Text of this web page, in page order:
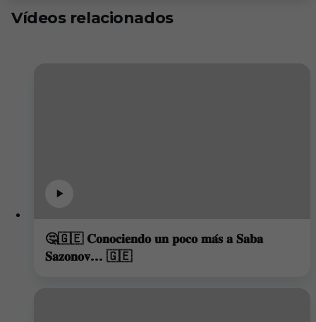
Vídeos relacionados
🤔🇬🇪 𝐂𝐨𝐧𝐨𝐜𝐢𝐞𝐧𝐝𝐨 𝐮𝐧 𝐩𝐨𝐜𝐨 𝐦𝐚́𝐬 𝐚 𝐒𝐚𝐛𝐚
𝐒𝐚𝐳𝐨𝐧𝐨𝐯... 🇬🇪